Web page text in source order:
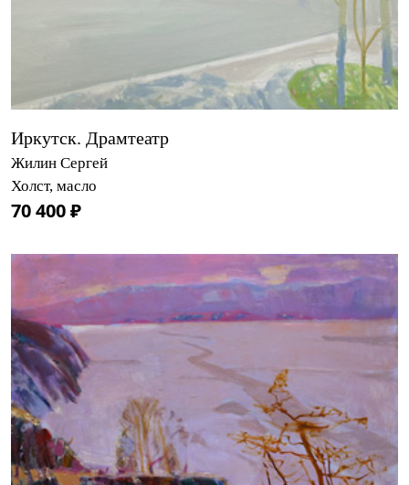
Иркутск. Драмтеатр
Жилин Сергей
Холст, масло
70 400 ₽